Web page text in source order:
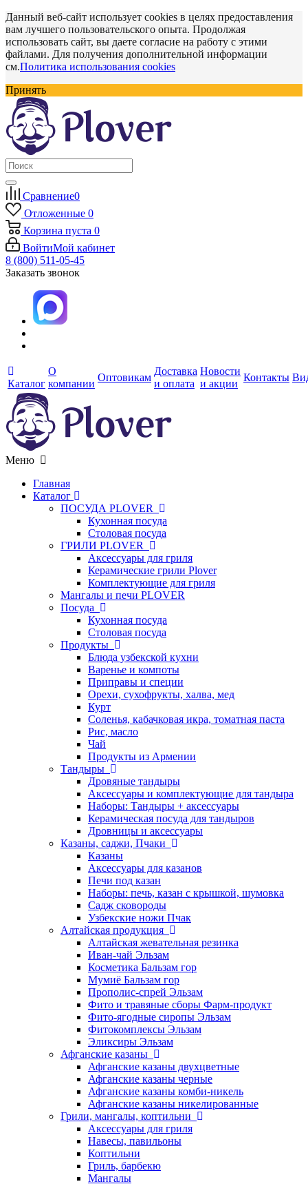
Данный веб-сайт использует cookies в целях предоставления
вам лучшего пользовательского опыта. Продолжая
использовать сайт, вы даете согласие на работу с этими
файлами. Для получения дополнительной информации
см.Политика использования cookies
Принять
Сравнение0
Отложенные 0
Корзина пуста 0
ВойтиМой кабинет
8 (800) 511-05-45
Заказать звонок
Каталог
О
компании
Оптовикам
Доставка
и оплата
Новости
и акции
Контакты
Меню
Главная
Каталог
ПОСУДА PLOVER
Кухонная посуда
Столовая посуда
ГРИЛИ PLOVER
Аксессуары для гриля
Керамические грили Plover
Комплектующие для гриля
Мангалы и печи PLOVER
Посуда
Кухонная посуда
Столовая посуда
Продукты
Блюда узбекской кухни
Варенье и компоты
Приправы и специи
Орехи, сухофрукты, халва, мед
Курт
Соленья, кабачковая икра, томатная паста
Рис, масло
Чай
Продукты из Армении
Тандыры
Дровяные тандыры
Аксессуары и комплектующие для тандыра
Наборы: Тандыры + аксессуары
Керамическая посуда для тандыров
Дровницы и аксессуары
Казаны, саджи, Пчаки
Казаны
Аксессуары для казанов
Печи под казан
Наборы: печь, казан с крышкой, шумовка
Садж сковороды
Узбекские ножи Пчак
Алтайская продукция
Алтайская жевательная резинка
Иван-чай Эльзам
Косметика Бальзам гор
Мумиё Бальзам гор
Прополис-спрей Эльзам
Фито и травяные сборы Фарм-продукт
Фито-ягодные сиропы Эльзам
Фитокомплексы Эльзам
Эликсиры Эльзам
Афганские казаны
Афганские казаны двухцветные
Афганские казаны черные
Афганские казаны комби-никель
Афганские казаны никелированные
Грили, мангалы, коптильни
Аксессуары для гриля
Навесы, павильоны
Коптильни
Гриль, барбекю
Мангалы